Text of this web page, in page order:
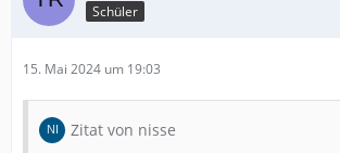
Schüler
15. Mai 2024 um 19:03
Zitat von nisse